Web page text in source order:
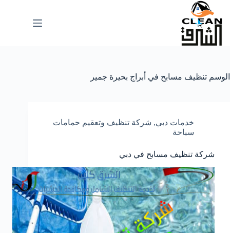
التجاوز
المحتوى
الوسم تنظيف مسابح في أبراج بحيرة جمير
خدمات دبي, شركة تنظيف وتعقيم حمامات
سباحة
شركة تنظيف مسابح في دبي